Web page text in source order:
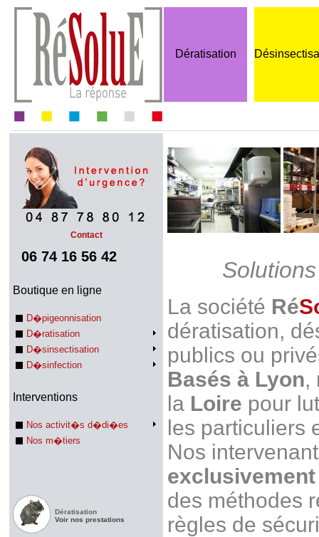
Dératisation
Contact
06 74 16 56 42
Boutique en ligne
D�pigeonnisation
D�ratisation
D�sinsectisation
D�sinfection
Interventions
Nos activit�s d�di�es
Nos m�tiers
Dératisation
Voir nos prestations
La société Ré
dératisation,
publics ou
Basés à Lyon,
la Loire pour
les particuliers
Nos
des méthodes
règles de